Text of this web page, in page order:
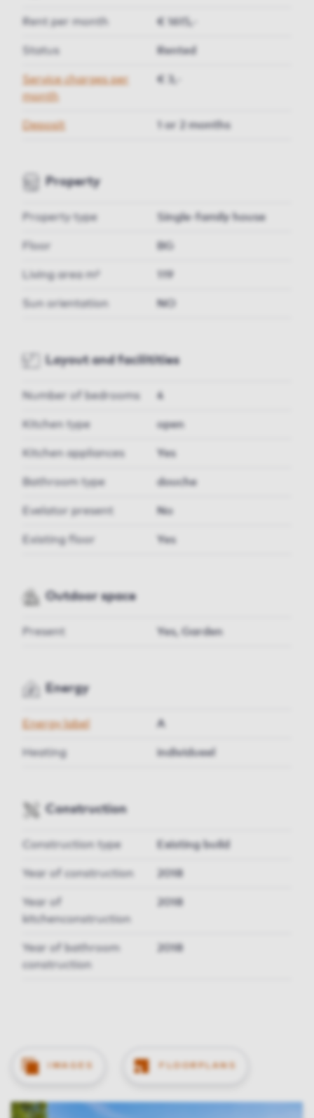
Rent per month € 1615,-
Status Rented
Service charges per
month
€ 3,-
Deposit 1 or 2 months
Property
Property type Single-family house
Floor BG
Living area m² 119
Sun orientation NO
Layout and facilitities
Number of bedrooms 4
Kitchen type open
Kitchen appliances Yes
Bathroom type douche
Evelator present No
Existing floor Yes
Outdoor space
Present Yes, Garden
Energy
Energy label A
Heating individueel
Construction
Construction type Existing build
Year of construction 2018
Year of
kitchenconstruction
2018
Year of bathroom
construction
2018
IMAGES FLOORPLANS